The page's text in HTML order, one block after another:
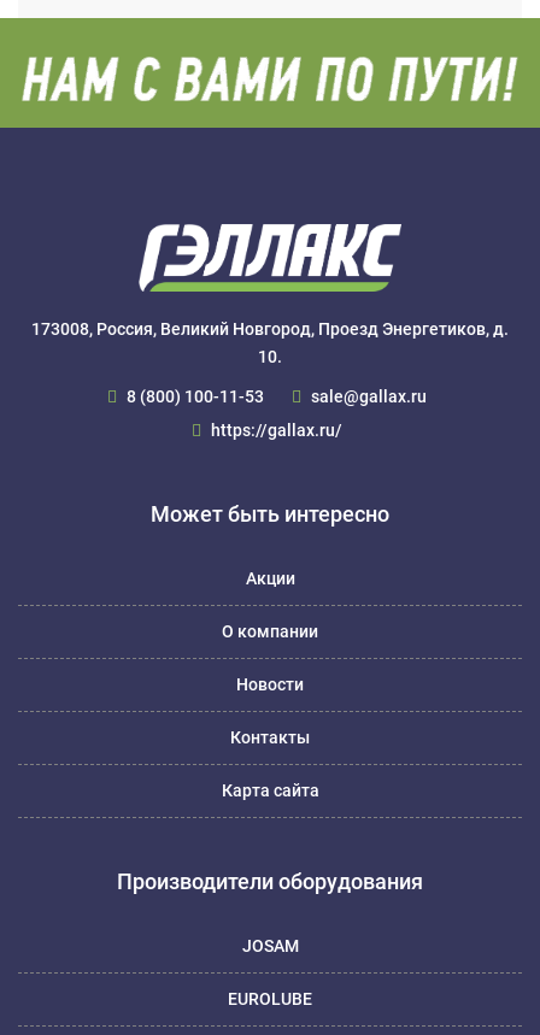
173008, Россия, Великий Новгород, Проезд Энергетиков, д.
10.
8 (800) 100-11-53
sale@gallax.ru
https://gallax.ru/
Может быть интересно
Акции
О компании
Новости
Контакты
Карта сайта
Производители оборудования
JOSAM
EUROLUBE